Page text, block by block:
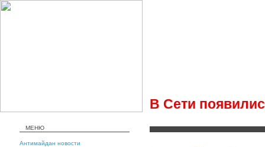
В Сети
МЕНЮ
Антимайдан новости